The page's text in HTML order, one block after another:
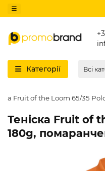
Категорії Всі
Fruit of the Loom 65/35
Теніска Fruit of
180g,